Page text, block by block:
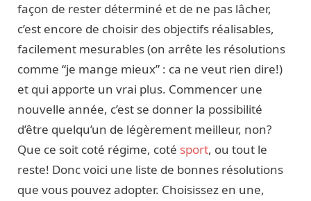
façon de rester déterminé et de ne pas lâcher,
c’est encore de choisir des objectifs réalisables,
facilement mesurables (on arrête les résolutions
comme “je mange mieux” : ca ne veut rien dire!)
et qui apporte un vrai plus. Commencer une
nouvelle année, c’est se donner la possibilité
d’être quelqu’un de légèrement meilleur, non?
Que ce soit coté régime, coté sport, ou tout le
reste! Donc voici une liste de bonnes résolutions
que vous pouvez adopter. Choisissez en une,